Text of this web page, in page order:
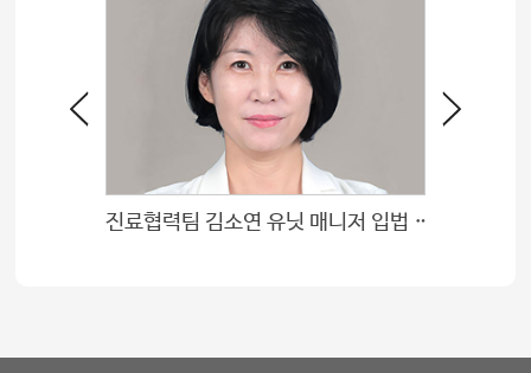
진료협력팀 김소연 유닛 매니저 입법 및 정책 제안 우수상 수상